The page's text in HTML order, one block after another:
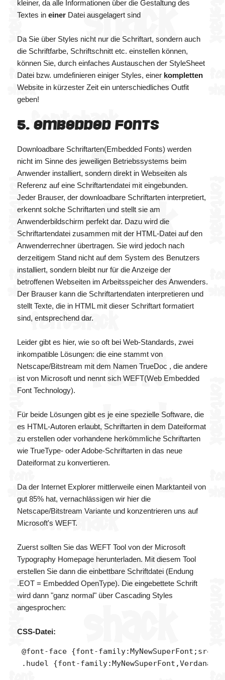
kleiner, da alle Informationen über die Gestaltung des
Textes in einerDatei ausgelagert sind
Da Sie über Styles nicht nur die Schriftart, sondern auch
die Schriftfarbe, Schriftschnitt etc. einstellen können,
können Sie, durch einfaches Austauschen der StyleSheet
Datei bzw. umdefinieren einiger Styles, einer kompletten
Website in kürzester Zeit ein unterschiedliches Outfit
geben!
5. Embedded Fonts
Downloadbare Schriftarten(Embedded Fonts) werden
nicht im Sinne des jeweiligen Betriebssystems beim
Anwender installiert, sondern direkt in Webseiten als
Referenz auf eine Schriftartendatei mit eingebunden.
Jeder Brauser, der downloadbare Schriftarten interpretiert,
erkennt solche Schriftarten und stellt sie am
Anwenderbildschirm perfekt dar. Dazu wird die
Schriftartendatei zusammen mit der HTML-Datei auf den
Anwenderrechner übertragen. Sie wird jedoch nach
derzeitigem Stand nicht auf dem System des Benutzers
installiert, sondern bleibt nur für die Anzeige der
betroffenen Webseiten im Arbeitsspeicher des Anwenders.
Der Brauser kann die Schriftartendaten interpretieren und
stellt Texte, die in HTML mit dieser Schriftart formatiert
sind, entsprechend dar.
Leider gibt es hier, wie so oft bei Web-Standards, zwei
inkompatible Lösungen: die eine stammt von
Netscape/Bitstream mit dem Namen TrueDoc , die andere
ist von Microsoft und nennt sich WEFT(Web Embedded
Font Technology).
Für beide Lösungen gibt es je eine spezielle Software, die
es HTML-Autoren erlaubt, Schriftarten in dem Dateiformat
zu erstellen oder vorhandene herkömmliche Schriftarten
wie TrueType- oder Adobe-Schriftarten in das neue
Dateiformat zu konvertieren.
Da der Internet Explorer mittlerweile einen Marktanteil von
gut 85% hat, vernachlässigen wir hier die
Netscape/Bitstream Variante und konzentrieren uns auf
Microsoft's WEFT.
Zuerst sollten Sie das WEFT Tool von der Microsoft
Typography Homepageherunterladen. Mit diesem Tool
erstellen Sie dann die einbettbare Schriftdatei (Endung
.EOT = Embedded OpenType). Die eingebettete Schrift
wird dann "ganz normal" über Cascading Styles
angesprochen:
CSS-Datei:
@font-face {font-